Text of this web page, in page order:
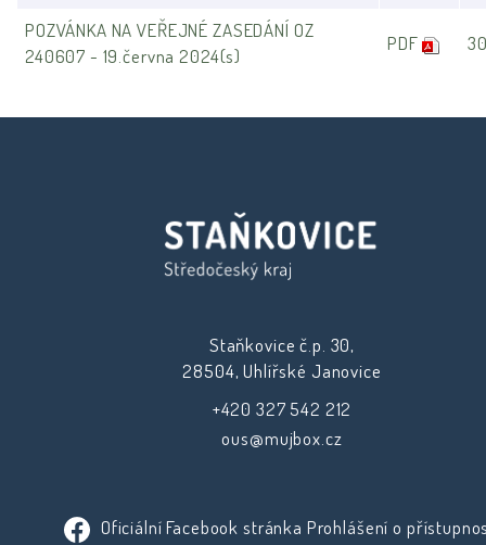
POZVÁNKA NA VEŘEJNÉ ZASEDÁNÍ OZ
240607 - 19.června 2024(s)
PDF
Staňkovice č.p. 30,
28504, Uhlířské Janovice
+420 327 542 212
ous@mujbox.cz
Oficiální Facebook stránka Prohlášení o